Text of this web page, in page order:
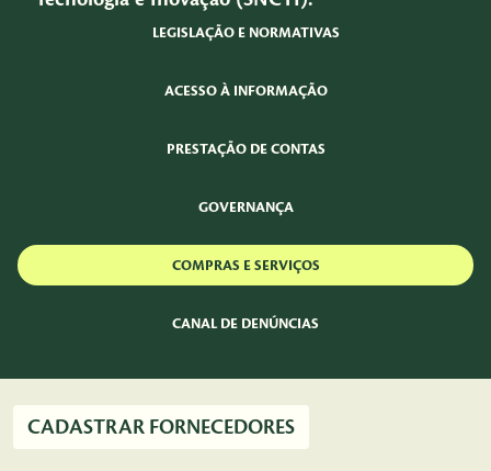
LEGISLAÇÃO E NORMATIVAS
ACESSO À INFORMAÇÃO
PRESTAÇÃO DE CONTAS
GOVERNANÇA
COMPRAS E SERVIÇOS
CANAL DE DENÚNCIAS
CADASTRAR FORNECEDORES